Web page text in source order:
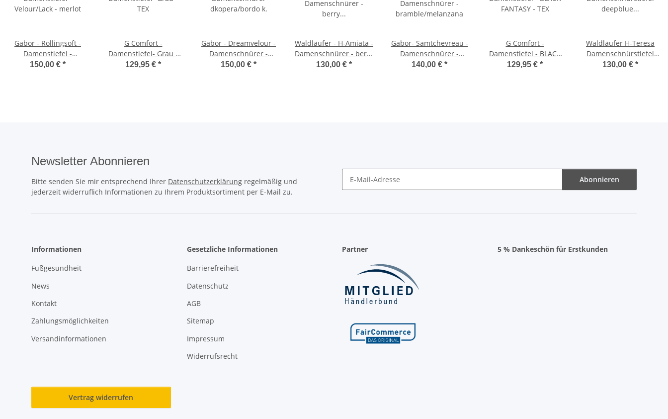
Gabor - Rollingsoft -
Damenstiefel -
Velour/Lack - merlot
150,00 € *
G Comfort -
Damenstiefel- Grau -
TEX
129,95 € *
Gabor - Dreamvelour -
Damenschnürer -
dkopera/bordo k.
150,00 € *
Waldläufer - H-Amiata -
Damenschnürer - berry
fuchsia - Weite H
130,00 € *
Gabor- Samtchevreau -
Damenschnürer -
bramble/melanzana
140,00 € *
G Comfort -
Damenstiefel - BLACK
FANTASY - TEX
129,95 € *
Waldläufer H-Teresa
Damenschnürstiefel
deepblue Weite H
130,00 € *
Newsletter Abonnieren
Bitte senden Sie mir entsprechend Ihrer Datenschutzerklärung regelmäßig und
jederzeit widerruflich Informationen zu Ihrem Produktsortiment per E-Mail zu.
Abonnieren
Informationen
Fußgesundheit
News
Kontakt
Zahlungsmöglichkeiten
Versandinformationen
Gesetzliche Informationen
Barrierefreiheit
Datenschutz
AGB
Sitemap
Impressum
Widerrufsrecht
Partner 5 % Dankeschön für Erstkunden
Vertrag widerrufen